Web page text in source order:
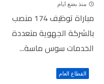
منذ بضع ايام
مباراة توظيف 174 منصب
بالشركة الجهوية متعددة
الخدمات سوس ماسة...
القطاع العام